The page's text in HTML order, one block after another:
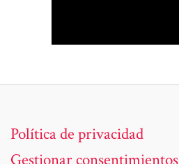
Política de privacidad
Gestionar consentimientos